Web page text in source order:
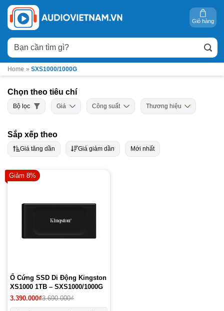
Bỏ
qua
nội
dung
Tìm
kiếm:
Giỏ hàng
Home » SXS1000/1000G
Chọn theo tiêu chí
Bộ lọc Giá Công suất Thương hiệu
Sắp xếp theo
Giá tăng dần Giá giảm dần Mới nhất
Giảm 8%
Ổ Cứng SSD Di Động Kingston
XS1000 1TB – SXS1000/1000G
3.390.000₫3.690.000₫